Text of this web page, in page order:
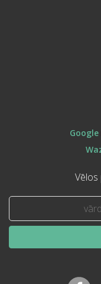
Vēlos